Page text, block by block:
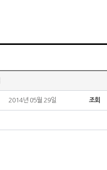
2014년 05월 29일 조회